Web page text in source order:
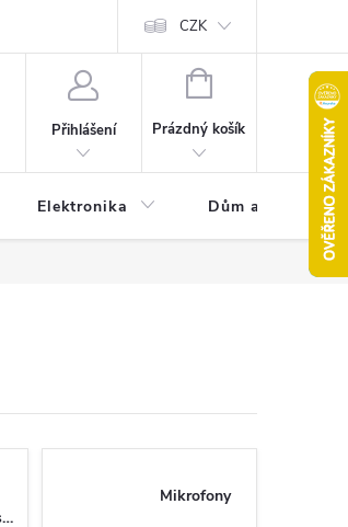
CZK
Přihlášení
NÁKUPNÍ
Prázdný košík
Elektronika Dům a zahrada
příslušenství
Mikrofony